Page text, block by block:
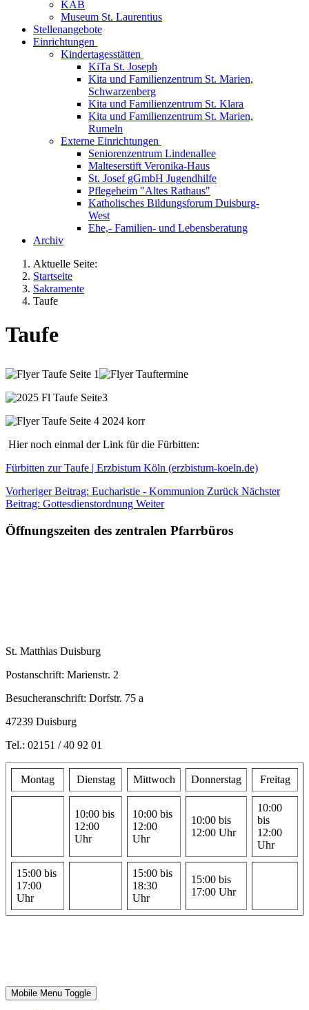
KAB
Museum St. Laurentius
Stellenangebote
Einrichtungen
Kindertagesstätten
KiTa St. Joseph
Kita und Familienzentrum St. Marien,
Schwarzenberg
Kita und Familienzentrum St. Klara
Kita und Familienzentrum St. Marien,
Rumeln
Externe Einrichtungen
Seniorenzentrum Lindenallee
Malteserstift Veronika-Haus
St. Josef gGmbH Jugendhilfe
Pflegeheim "Altes Rathaus"
Katholisches Bildungsforum Duisburg-
West
Ehe,- Familien- und Lebensberatung
Archiv
Aktuelle Seite:
Startseite
Sakramente
Taufe
Taufe
Hier noch einmal der Link für die Fürbitten:
Fürbitten zur Taufe | Erzbistum Köln (erzbistum-koeln.de)
Vorheriger Beitrag: Eucharistie - Kommunion Zurück Nächster
Beitrag: Gottesdienstordnung Weiter
Öffnungszeiten des zentralen Pfarrbüros
St. Matthias Duisburg
Postanschrift: Marienstr. 2
Besucheranschrift: Dorfstr. 75 a
47239 Duisburg
Tel.: 02151 / 40 92 01
Montag Dienstag Mittwoch Donnerstag Freitag
10:00 bis
12:00
Uhr
10:00 bis
12:00
Uhr
10:00 bis
12:00 Uhr
10:00
bis
12:00
Uhr
15:00 bis
17:00
Uhr
15:00 bis
18:30
Uhr
15:00 bis
17:00 Uhr
Mobile Menu Toggle